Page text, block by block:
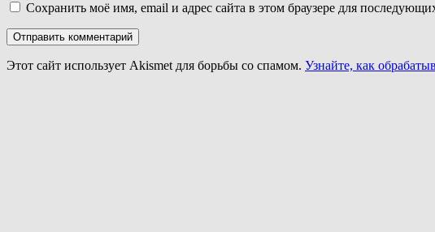
Сохранить моё имя, email и адрес сайта в этом браузере для
Этот сайт использует Akismet для борьбы со спамом. Узнайте, как